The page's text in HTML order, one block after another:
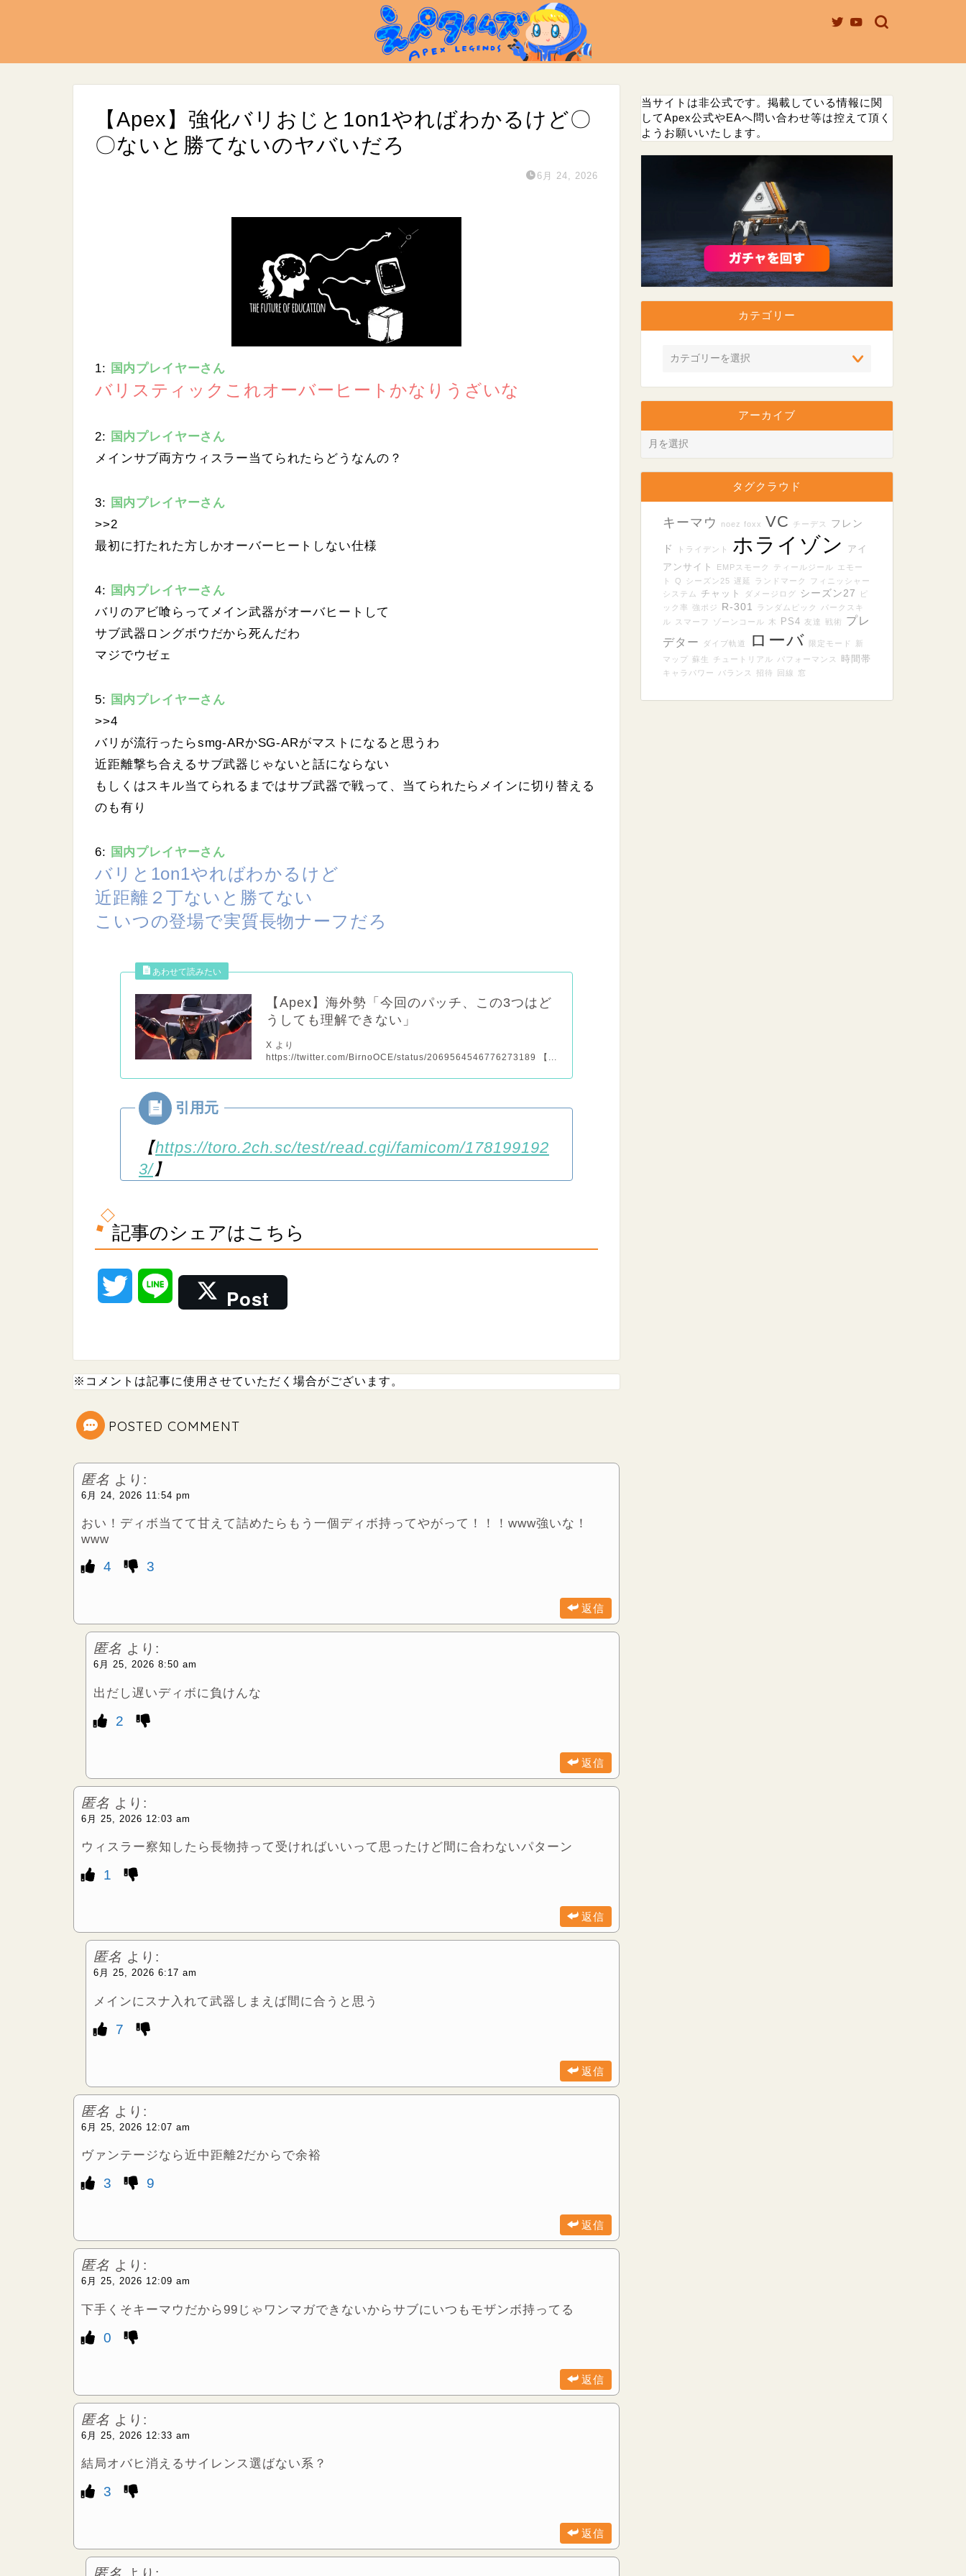
【Apex】強化バリおじと1on1やればわかるけど〇
〇ないと勝てないのヤバいだろ
6月 24, 2026
1: 国内プレイヤーさん
バリスティックこれオーバーヒートかなりうざいな
2: 国内プレイヤーさん
メインサブ両方ウィスラー当てられたらどうなんの？
3: 国内プレイヤーさん
>>2
最初に打たれた方しかオーバーヒートしない仕様
4: 国内プレイヤーさん
バリのアビ喰らってメイン武器がオーバヒートして
サブ武器ロングボウだから死んだわ
マジでウゼェ
5: 国内プレイヤーさん
>>4
バリが流行ったらsmg-ARかSG-ARがマストになると思うわ
近距離撃ち合えるサブ武器じゃないと話にならない
もしくはスキル当てられるまではサブ武器で戦って、当てられたらメインに切り替える
のも有り
6: 国内プレイヤーさん
バリと1on1やればわかるけど
近距離２丁ないと勝てない
こいつの登場で実質長物ナーフだろ
【Apex】海外勢「今回のパッチ、この3つはど
うしても理解できない」
X より
https://twitter.com/BirnoOCE/status/2069564546776273189 【...
【https://toro.2ch.sc/test/read.cgi/famicom/178199192
3/】
記事のシェアはこちら
t
t
r
e
Post
※コメントは記事に使用させていただく場合がございます。
POSTED COMMENT
匿名 より:
6月 24, 2026 11:54 pm
おい！ディボ当てて甘えて詰めたらもう一個ディボ持ってやがって！！！www強いな！
www
4 3
返信
匿名 より:
6月 25, 2026 8:50 am
出だし遅いディボに負けんな
2
返信
匿名 より:
6月 25, 2026 12:03 am
ウィスラー察知したら長物持って受ければいいって思ったけど間に合わないパターン
1
返信
匿名 より:
6月 25, 2026 6:17 am
メインにスナ入れて武器しまえば間に合うと思う
7
返信
匿名 より:
6月 25, 2026 12:07 am
ヴァンテージなら近中距離2だからで余裕
3 9
返信
匿名 より:
6月 25, 2026 12:09 am
下手くそキーマウだから99じゃワンマガできないからサブにいつもモザンボ持ってる
0
返信
匿名 より:
6月 25, 2026 12:33 am
結局オバヒ消えるサイレンス選ばない系？
3
返信
当サイトは非公式です。掲載している情報に関
してApex公式やEAへ問い合わせ等は控えて頂く
ようお願いいたします。
カテゴリー
アーカイブ
タグクラウド
キーマウ noez foxx VC チーデス フレン
ド トライデント ホライゾン
アイ
アンサイト
EMPスモーク ティールジール
エモー
ト
Q シーズン25 遅延 ランドマーク
フィニッシャー
システム
チャット ダメージログ シーズン27
ピ
ック率
強ポジ R-301 ランダムピック
パークスキ
ル
スマーフ ゾーンコール 木 PS4 友達 戦術
プレ
デター
ダイブ軌道 ローバ 限定モード
新
マップ
蘇生 チュートリアル パフォーマンス 時間帯
キャラパワー バランス 招待 回線 窓